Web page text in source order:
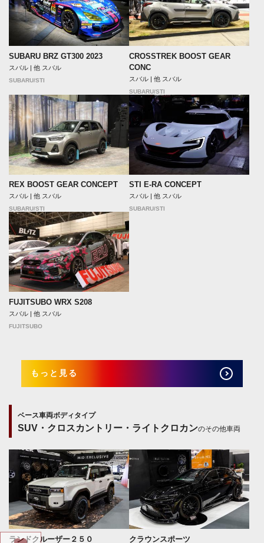
SUBARU BRZ GT300 2023
スバル | 他 スバル
SUBARU/STI
CROSSTREK BOOST GEAR
CONC
スバル | 他 スバル
SUBARU/STI
REX BOOST GEAR CONCEPT
スバル | 他 スバル
SUBARU/STI
STI E-RA CONCEPT
スバル | 他 スバル
SUBARU/STI
FUJITSUBO WRX S208
スバル | 他 スバル
FUJITSUBO
もっと見る
ベース車両ボディタイプ
SUV・クロスカントリー・ライトクロカンのその他車両
ランドクルーザー２５０ クラウンスポーツ